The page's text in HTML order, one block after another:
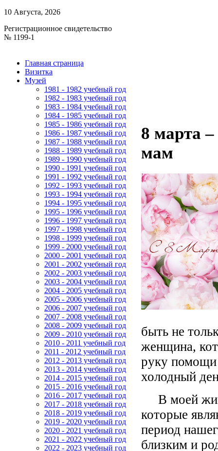
10 Августа, 2026
Регистрационное свидетельство
№ 1199-1
Главная страница
Визитка
Музей
1981 - 1982 учебный год
1982 - 1983 учебный год
1983 - 1984 учебный год
1984 - 1985 учебный год
1985 - 1986 учебный год
1986 - 1987 учебный год
1987 - 1988 учебный год
1988 - 1989 учебный год
1989 - 1990 учебный год
1990 - 1991 учебный год
1991 - 1992 учебный год
1992 - 1993 учебный год
1993 - 1994 учебный год
1994 - 1995 учебный год
1995 - 1996 учебный год
1996 - 1997 учебный год
1997 - 1998 учебный год
1998 - 1999 учебный год
1999 - 2000 учебный год
2000 - 2001 учебный год
2001 - 2002 учебный год
2002 - 2003 учебный год
2003 - 2004 учебный год
2004 - 2005 учебный год
2005 - 2006 учебный год
2006 - 2007 учебный год
2007 - 2008 учебный год
2008 - 2009 учебный год
2009 - 2010 учебный год
2010 - 2011 учебный год
2011 - 2012 учебный год
2012 - 2013 учебный год
2013 - 2014 учебный год
2014 - 2015 учебный год
2015 - 2016 учебный год
2016 - 2017 учебный год
2017 - 2018 учебный год
2018 - 2019 учебный год
2019 - 2020 учебный год
2020 - 2021 учебный год
2021 - 2022 учебный год
2022 - 2023 учебный год
8 марта
мам
быть не
женщина,
руку помощи
холодный
В моей
которые
период
близким и